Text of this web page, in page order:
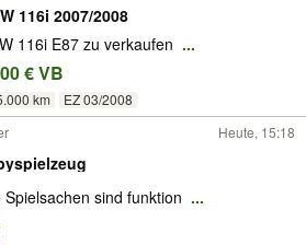
116i 2007/2008
116i E87 zu verkaufen ...
€ VB
km
EZ 03/2008
Heute, 15:18
Spielsachen sind funktion ...